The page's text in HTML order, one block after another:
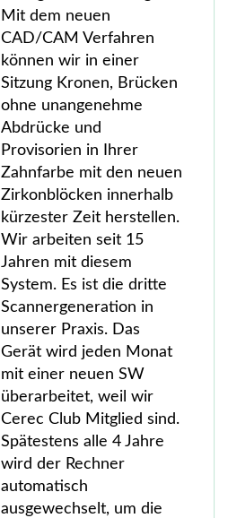
Mit dem neuen
CAD/CAM Verfahren
können wir in einer
Sitzung Kronen, Brücken
ohne unangenehme
Abdrücke und
Provisorien in Ihrer
Zahnfarbe mit den neuen
Zirkonblöcken innerhalb
kürzester Zeit herstellen.
Wir arbeiten seit 15
Jahren mit diesem
System. Es ist die dritte
Scannergeneration in
unserer Praxis. Das
Gerät wird jeden Monat
mit einer neuen SW
überarbeitet, weil wir
Cerec Club Mitglied sind.
Spätestens alle 4 Jahre
wird der Rechner
automatisch
ausgewechselt, um die